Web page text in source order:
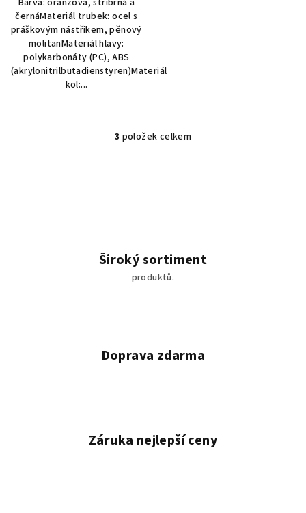
Barva: oranžová, stříbrná a
černáMateriál trubek: ocel s
práškovým nástřikem, pěnový
molitanMateriál hlavy:
polykarbonáty (PC), ABS
(akrylonitrilbutadienstyren)Materiál
kol:...
O
í
p
r
ý
3 položek celkem
Široký sortiment
produktů.
Doprava zdarma
Záruka nejlepší ceny